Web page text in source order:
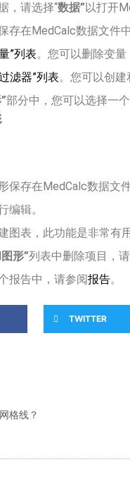
，请选择“数据”以打开
存在MedCalc数据文件
”列表。您可以删除变量
滤器”列表。您可以创建
部分中，您可以选择一
保存在MedCalc数据文
编辑。
图表，此功能是非常有
形”列表中删除项目，
报告中，请参阅报告。
TWITTER
格线？